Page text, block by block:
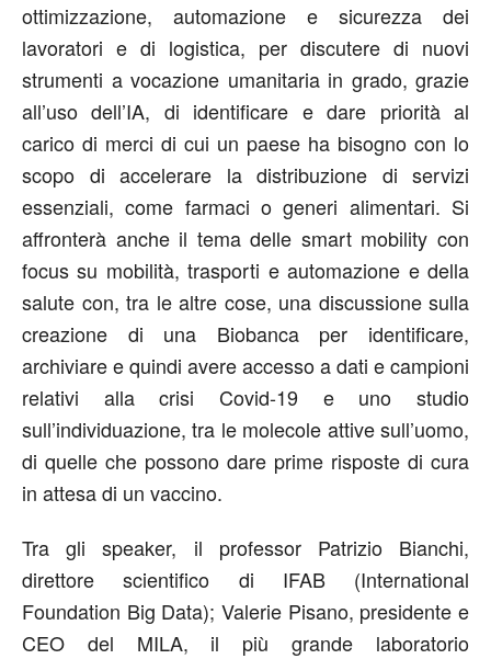
ottimizzazione, automazione e sicurezza dei
lavoratori e di logistica, per discutere di nuovi
strumenti a vocazione umanitaria in grado, grazie
all’uso dell’IA, di identificare e dare priorità al
carico di merci di cui un paese ha bisogno con lo
scopo di accelerare la distribuzione di servizi
essenziali, come farmaci o generi alimentari. Si
affronterà anche il tema delle smart mobility con
focus su mobilità, trasporti e automazione e della
salute con, tra le altre cose, una discussione sulla
creazione di una Biobanca per identificare,
archiviare e quindi avere accesso a dati e campioni
relativi alla crisi Covid-19 e uno studio
sull’individuazione, tra le molecole attive sull’uomo,
di quelle che possono dare prime risposte di cura
in attesa di un vaccino.
Tra gli speaker, il professor Patrizio Bianchi,
direttore scientifico di IFAB (International
Foundation Big Data); Valerie Pisano, presidente e
CEO del MILA, il più grande laboratorio